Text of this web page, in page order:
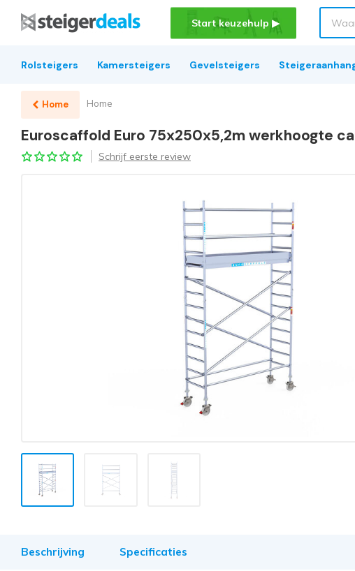
Start keuzehulp ▶
Rolsteigers Kamersteigers Gevelsteigers
Home Home
Euroscaffold Euro 75x250x5,2m werkhoogte
Schrijf eerste review
Beschrijving Specificaties